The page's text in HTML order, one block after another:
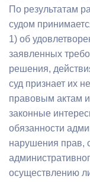
По результатам
судом
1) об
заявленных
решения,
суд признает их
правовым актам
законные
обязанности
нарушения прав,
осуществлению